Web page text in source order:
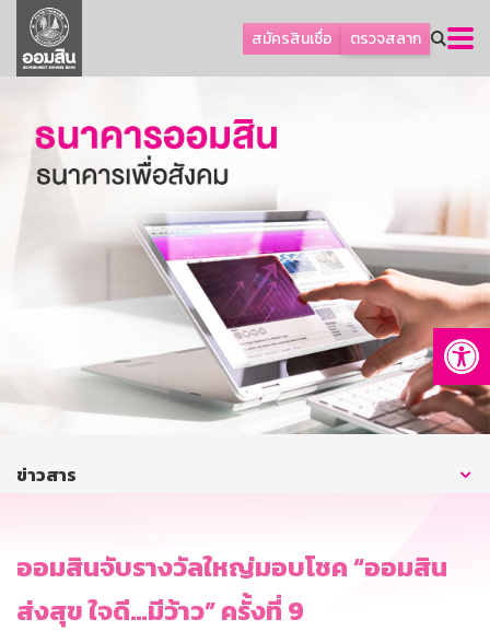
สมัครสินเชื่อ ตรวจสลาก
ลูกค้าธุรกิจ
ลูกค้าผู้ประกอบรายย่อย
ออมเพื่อสุข
เกี่ยวกับธนาคาร
การพัฒนาที่ยั่งยืน
บริการทางการเงิน
ติดต่อเรา
บริการออนไลน์
ข่าวสาร
ออมสินจับรางวัลใหญ่มอบโชค “ออมสิน
ส่งสุข ใจดี…มีว้าว” ครั้งที่ 9